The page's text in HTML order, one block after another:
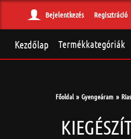
Bejelentkezés Regisztráció
Termékkategóriák
Kezdőlap
Főoldal Gyengeáram